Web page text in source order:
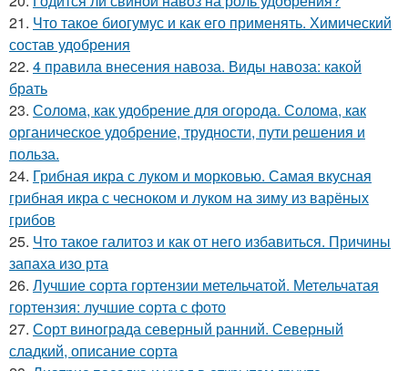
21. Что такое биогумус и как его применять. Химический
состав удобрения
22. 4 правила внесения навоза. Виды навоза: какой
брать
23. Солома, как удобрение для огорода. Солома, как
органическое удобрение, трудности, пути решения и
польза.
24. Грибная икра с луком и морковью. Самая вкусная
грибная икра с чесноком и луком на зиму из варёных
грибов
25. Что такое галитоз и как от него избавиться. Причины
запаха изо рта
26. Лучшие сорта гортензии метельчатой. Метельчатая
гортензия: лучшие сорта с фото
27. Сорт винограда северный ранний. Северный
сладкий, описание сорта